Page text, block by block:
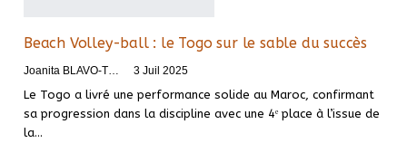
Beach Volley-ball : le Togo sur le sable du succès
Joanita BLAVO-TSRI 3 Juil 2025
Le Togo a livré une performance solide au Maroc, confirmant
sa progression dans la discipline avec une 4ᵉ place à l’issue de
la…